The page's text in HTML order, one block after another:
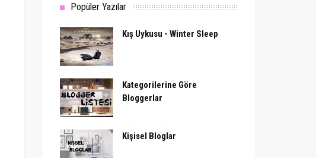
Popüler Yazılar
Kış Uykusu - Winter Sleep
Kategorilerine Göre
Bloggerlar
Kişisel Bloglar